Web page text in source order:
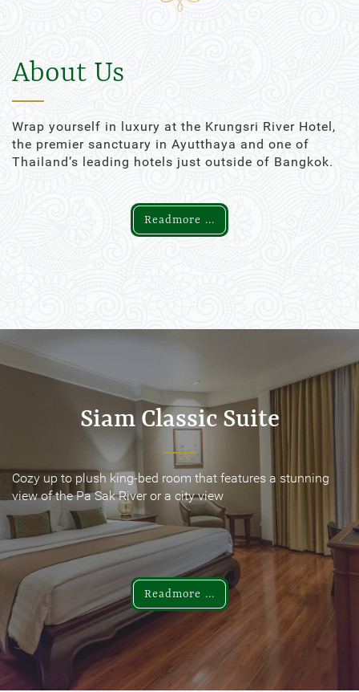
About Us
Wrap yourself in luxury at the Krungsri River Hotel,
the premier sanctuary in Ayutthaya and one of
Thailand’s leading hotels just outside of Bangkok.
Readmore ...
Siam Classic Suite
Cozy up to plush king-bed room that features a stunning
view of the Pa Sak River or a city view
Readmore ...
Siam Classic Suite
Cozy up to plush king-bed room that features a stunning
view of the Pa Sak River or a city view
Readmore ...